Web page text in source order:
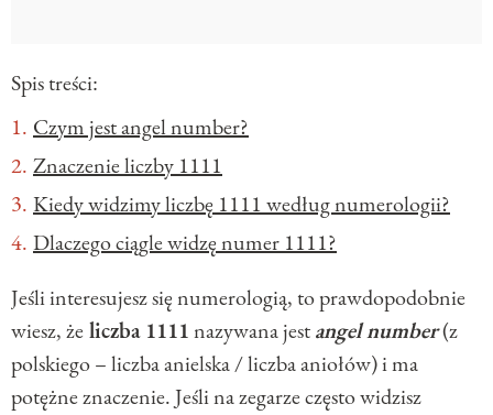
Spis treści:
Czym jest angel number?
Znaczenie liczby 1111
Kiedy widzimy liczbę 1111 według numerologii?
Dlaczego ciągle widzę numer 1111?
Jeśli interesujesz się numerologią, to prawdopodobnie
wiesz, żeliczba 1111nazywana jestangel number(z
polskiego – liczba anielska / liczba aniołów) i ma
potężne znaczenie. Jeśli na zegarze często widzisz